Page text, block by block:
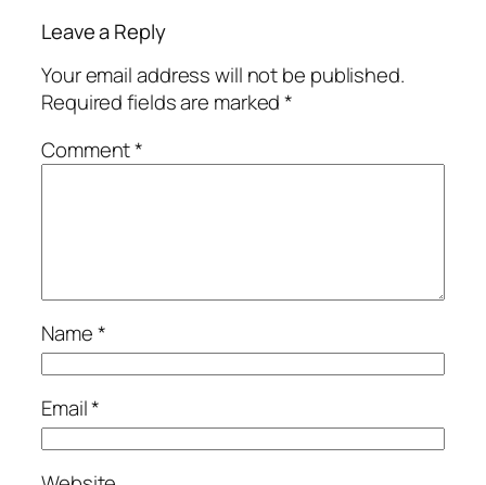
Leave a Reply
Your email address will not be published.
Required fields are marked*
Comment*
Name*
Email*